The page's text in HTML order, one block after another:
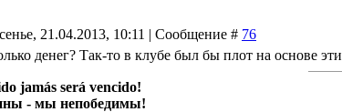
21.04.2013, 10:11 | Сообщение # 76
денег? Так-то в клубе был бы плот на основе
jamás será vencido!
- мы непобедимы!